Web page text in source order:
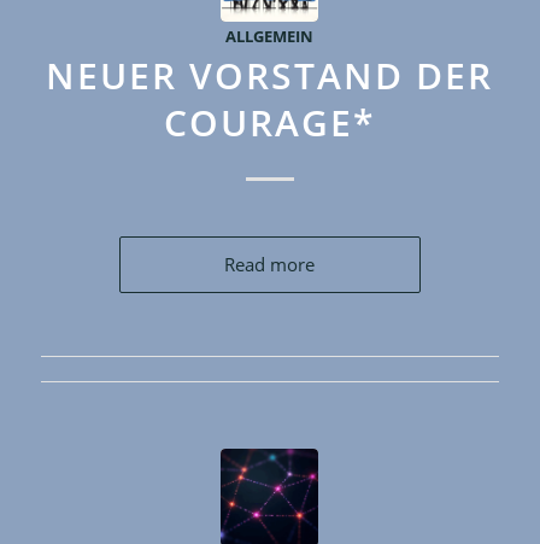
ALLGEMEIN
NEUER VORSTAND DER
COURAGE*
Read more